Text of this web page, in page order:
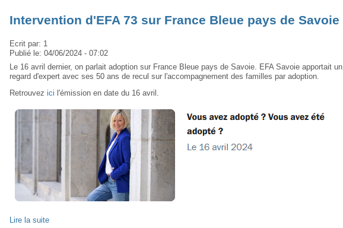
Intervention d'EFA 73 sur France Bleue pays de Savoie
Ecrit par: 1
Publié le:04/06/2024 - 07:02
Le 16 avril dernier, on parlait adoption sur France Bleue pays de Savoie. EFA Savoie apportait un
regard d'expert avec ses 50 ans de recul sur l'accompagnement des familles par adoption.
Retrouvezici l'émission en date du 16 avril.
Lire la suite